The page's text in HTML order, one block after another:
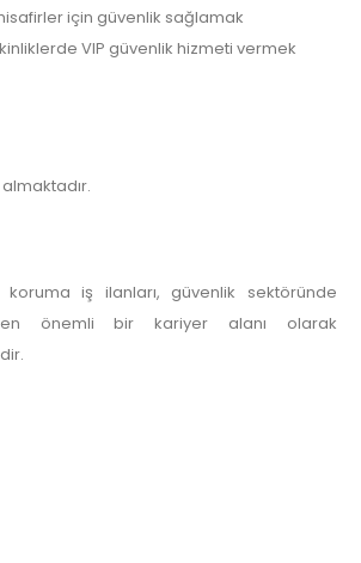
için güvenlik sağlamak
VIP güvenlik hizmeti vermek
iş ilanları, güvenlik sektöründe
önemli bir kariyer alanı olarak